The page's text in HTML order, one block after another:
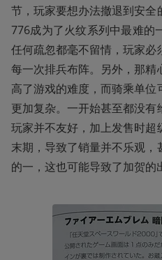
节，玩家要想办法撤退到安
776成为了火纹系列中最难的
任何疏忽都毫不留情，玩家
每一次排兵布阵。另外，那
高了游戏的难度，而骑乘单
更加复杂。一开始甚至都没
玩家并不友好，加上发售时
末期，导致了销量并不乐观
的一，这也可能导致了加贺的